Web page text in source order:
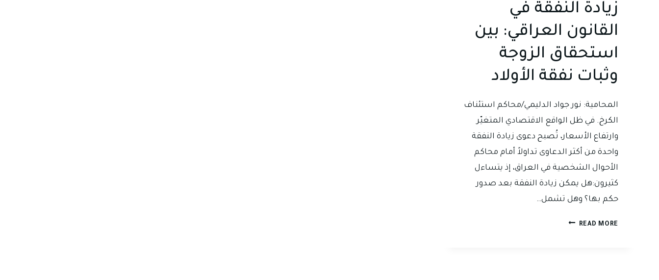
زيادة النفقة في
القانون العراقي: بين
استحقاق الزوجة
وثبات نفقة الأولاد
المحامية: نور جواد الدليمي/محاكم استئناف
الكرخ. في ظل الواقع الاقتصادي المتغيّر
وارتفاع الأسعار، تُصبح دعوى زيادة النفقة
واحدة من أكثر الدعاوى تداولاً أمام محاكم
الأحوال الشخصية في العراق، إذ يتساءل
كثيرون:هل يمكن زيادة النفقة بعد صدور
حكم بها؟ وهل تشمل…
READ MORE زيادة